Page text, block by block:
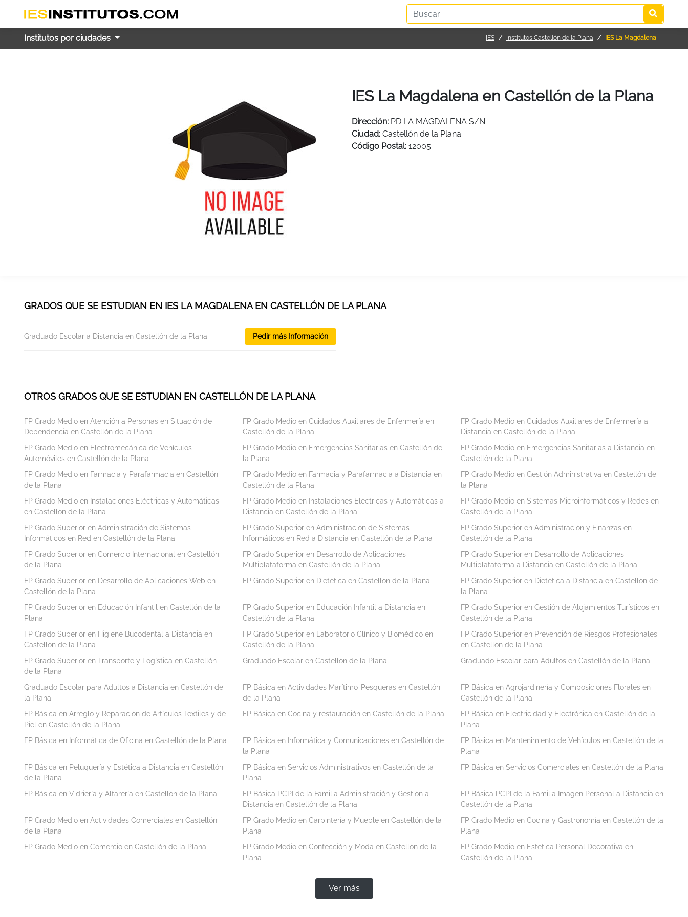
Institutos por ciudades IES Institutos Castellón de la Plana IES La Magdalena
IES La Magdalena en Castellón de la Plana
Dirección: PD LA MAGDALENA S/N
Ciudad: Castellón de la Plana
Código Postal: 12005
GRADOS QUE SE ESTUDIAN EN IES LA MAGDALENA EN CASTELLÓN DE LA PLANA
Graduado Escolar a Distancia en Castellón de la Plana Pedir más Información
OTROS GRADOS QUE SE ESTUDIAN EN CASTELLÓN DE LA PLANA
FP Grado Medio en Atención a Personas en Situación de
Dependencia en Castellón de la Plana
FP Grado Medio en Cuidados Auxiliares de Enfermería en
Castellón de la Plana
FP Grado Medio en Cuidados Auxiliares de Enfermería a
Distancia en Castellón de la Plana
FP Grado Medio en Electromecánica de Vehículos
Automóviles en Castellón de la Plana
FP Grado Medio en Emergencias Sanitarias en Castellón de
la Plana
FP Grado Medio en Emergencias Sanitarias a Distancia en
Castellón de la Plana
FP Grado Medio en Farmacia y Parafarmacia en Castellón
de la Plana
FP Grado Medio en Farmacia y Parafarmacia a Distancia en
Castellón de la Plana
FP Grado Medio en Gestión Administrativa en Castellón de
la Plana
FP Grado Medio en Instalaciones Eléctricas y Automáticas
en Castellón de la Plana
FP Grado Medio en Instalaciones Eléctricas y Automáticas a
Distancia en Castellón de la Plana
FP Grado Medio en Sistemas Microinformáticos y Redes en
Castellón de la Plana
FP Grado Superior en Administración de Sistemas
Informáticos en Red en Castellón de la Plana
FP Grado Superior en Administración de Sistemas
Informáticos en Red a Distancia en Castellón de la Plana
FP Grado Superior en Administración y Finanzas en
Castellón de la Plana
FP Grado Superior en Comercio Internacional en Castellón
de la Plana
FP Grado Superior en Desarrollo de Aplicaciones
Multiplataforma en Castellón de la Plana
FP Grado Superior en Desarrollo de Aplicaciones
Multiplataforma a Distancia en Castellón de la Plana
FP Grado Superior en Desarrollo de Aplicaciones Web en
Castellón de la Plana
FP Grado Superior en Dietética en Castellón de la Plana
FP Grado Superior en Dietética a Distancia en Castellón de
la Plana
FP Grado Superior en Educación Infantil en Castellón de la
Plana
FP Grado Superior en Educación Infantil a Distancia en
Castellón de la Plana
FP Grado Superior en Gestión de Alojamientos Turísticos en
Castellón de la Plana
FP Grado Superior en Higiene Bucodental a Distancia en
Castellón de la Plana
FP Grado Superior en Laboratorio Clínico y Biomédico en
Castellón de la Plana
FP Grado Superior en Prevención de Riesgos Profesionales
en Castellón de la Plana
FP Grado Superior en Transporte y Logística en Castellón
de la Plana
Graduado Escolar en Castellón de la Plana Graduado Escolar para Adultos en Castellón de la Plana
Graduado Escolar para Adultos a Distancia en Castellón de
la Plana
FP Básica en Actividades Marítimo-Pesqueras en Castellón
de la Plana
FP Básica en Agrojardinería y Composiciones Florales en
Castellón de la Plana
FP Básica en Arreglo y Reparación de Artículos Textiles y de
Piel en Castellón de la Plana
FP Básica en Cocina y restauración en Castellón de la Plana
FP Básica en Electricidad y Electrónica en Castellón de la
Plana
FP Básica en Informática de Oficina en Castellón de la Plana
FP Básica en Informática y Comunicaciones en Castellón de
la Plana
FP Básica en Mantenimiento de Vehículos en Castellón de la
Plana
FP Básica en Peluquería y Estética a Distancia en Castellón
de la Plana
FP Básica en Servicios Administrativos en Castellón de la
Plana
FP Básica en Servicios Comerciales en Castellón de la Plana
FP Básica en Vidriería y Alfarería en Castellón de la Plana
FP Básica PCPI de la Familia Administración y Gestión a
Distancia en Castellón de la Plana
FP Básica PCPI de la Familia Imagen Personal a Distancia en
Castellón de la Plana
FP Grado Medio en Actividades Comerciales en Castellón
de la Plana
FP Grado Medio en Carpintería y Mueble en Castellón de la
Plana
FP Grado Medio en Cocina y Gastronomía en Castellón de la
Plana
FP Grado Medio en Comercio en Castellón de la Plana
FP Grado Medio en Confección y Moda en Castellón de la
Plana
FP Grado Medio en Estética Personal Decorativa en
Castellón de la Plana
Ver más